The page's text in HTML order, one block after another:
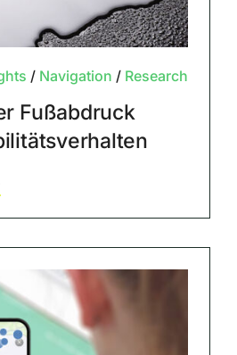
/ Navigation / Research
Fußabdruck